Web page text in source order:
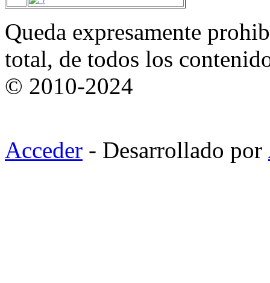
Queda expresamente
total, de todos los
© 2010-2024
Acceder - Desarrollado por